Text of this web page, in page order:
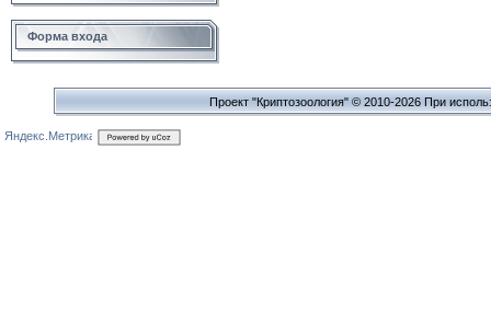
Форма входа
Проект "Криптозоология" © 2010-2026 При